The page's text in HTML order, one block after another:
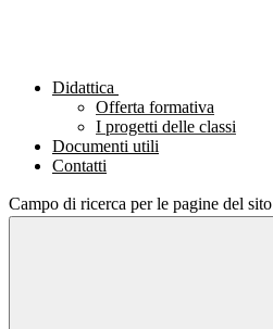
Didattica
Offerta formativa
I progetti delle classi
Documenti utili
Contatti
Campo di ricerca per le pagine del sito